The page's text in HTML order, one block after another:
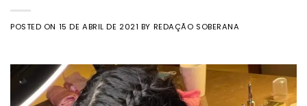
POSTED ON 15 DE ABRIL DE 2021 BY REDAÇÃO SOBERANA